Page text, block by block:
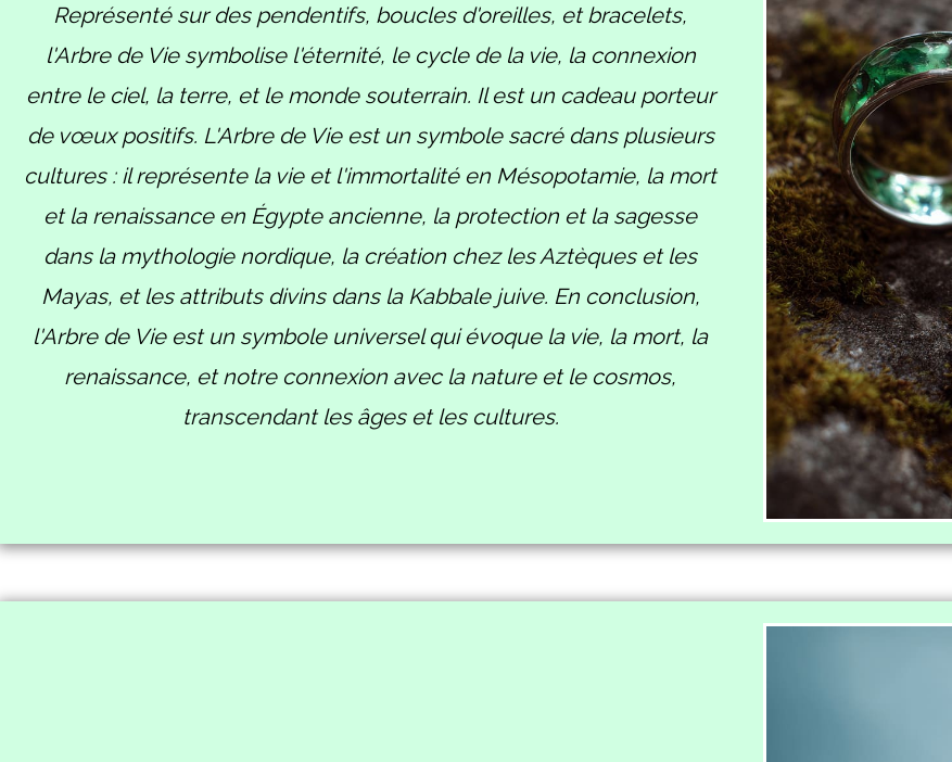
Représenté sur des pendentifs, boucles d'oreilles, et bracelets,
l'Arbre de Vie symbolise l'éternité, le cycle de la vie, la connexion
entre le ciel, la terre, et le monde souterrain. Il est un cadeau porteur
de vœux positifs. L'Arbre de Vie est un symbole sacré dans plusieurs
cultures : il représente la vie et l'immortalité en Mésopotamie, la mort
et la renaissance en Égypte ancienne, la protection et la sagesse
dans la mythologie nordique, la création chez les Aztèques et les
Mayas, et les attributs divins dans la Kabbale juive. En conclusion,
l'Arbre de Vie est un symbole universel qui évoque la vie, la mort, la
renaissance, et notre connexion avec la nature et le cosmos,
transcendant les âges et les cultures.